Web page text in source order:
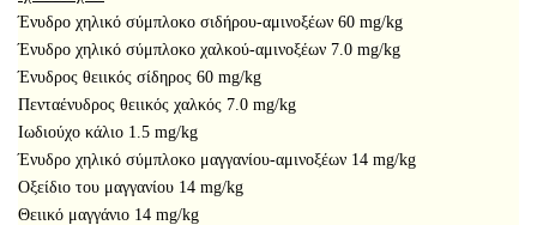
Ένυδρο χηλικό σύμπλοκο σιδήρου-αμινοξέων 60 mg/kg
Ένυδρο χηλικό σύμπλοκο χαλκού-αμινοξέων 7.0 mg/kg
Ένυδρος θειικός σίδηρος 60 mg/kg
Πενταένυδρος θειικός χαλκός 7.0 mg/kg
Ιωδιούχο κάλιο 1.5 mg/kg
Ένυδρο χηλικό σύμπλοκο μαγγανίου-αμινοξέων 14 mg/kg
Οξείδιο του μαγγανίου 14 mg/kg
Θειικό μαγγάνιο 14 mg/kg